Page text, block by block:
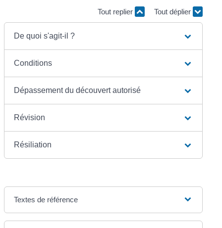
Tout replier Tout déplier
De quoi s'agit-il ?
Conditions
Dépassement du découvert autorisé
Révision
Résiliation
Textes de référence